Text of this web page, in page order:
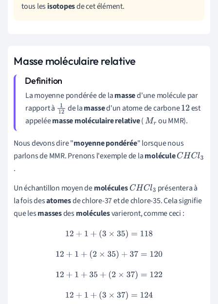
tous lesisotopesde cet élément.
Masse moléculaire relative
La moyenne pondérée de lamassed'une molécule par
rapport à 11
2
de lamassed'un atome de carbone12 est
appeléemasse moléculaire relative(Mr ou MMR).
Nous devons dire "moyenne pondérée" lorsque nous
parlons de MMR. Prenons l'exemple de lamoléculeCHCl3
.
Un échantillon moyen demoléculesCHCl3
présentera à
la fois desatomesde chlore-37 et de chlore-35. Cela signifie
que lesmassesdesmoléculesvarieront, comme ceci :
12 +1 +(3 ×35)=118
12+ 1+( 2× 35)+ 37=120
12+ 1+35+ 2× 37 =122
12 +1 +(3 ×37)=124